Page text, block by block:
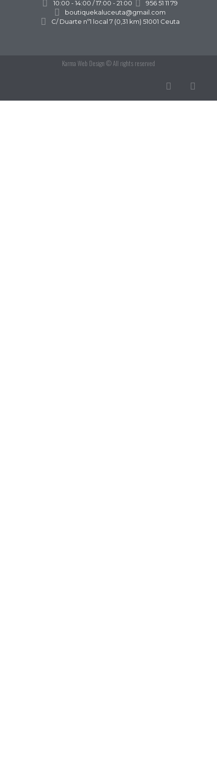
10:00 - 14:00 / 17:00 - 21:00
956 51 11 79
boutiquekaluceuta@gmail.com
C/ Duarte nº1 local 7 (0,31 km) 51001 Ceuta
Karma Web Design © All rights reserved